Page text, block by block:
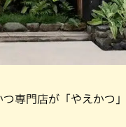
専門店が「やえかつ」